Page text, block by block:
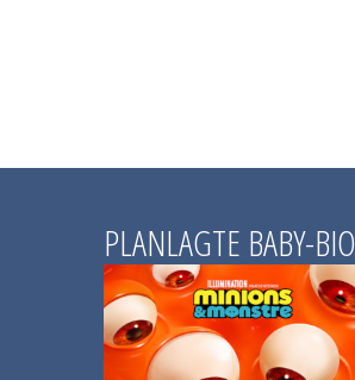
PLANLAGTE BABY-BIO